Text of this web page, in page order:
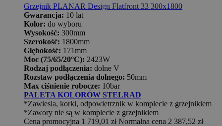
Grzejnik PLANAR Design Flatfront 33 300x1800
Gwarancja: 10 lat
Kolor: do wyboru
Wysokość: 300mm
Szerokość: 1800mm
Głębokość: 171mm
Moc (75/65/20°C): 2423W
Rodzaj podłączenia: dolne V
Rozstaw podłączenia dolnego: 50mm
Max ciśnienie robocze: 10bar
PALETA KOLORÓW STELRAD
*Zawiesia, korki, odpowietrznik w komplecie z grzejnikiem
*Zawory nie są w komplecie z grzejnikiem
Cena promocyjna 1 719,01 zł Normalna cena 2 387,52 zł